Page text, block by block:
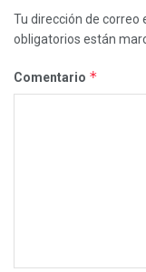
Tu dirección de correo
obligatorios están
Comentario *